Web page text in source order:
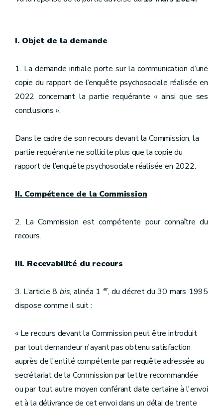
I. Objet de la demande
1. La demande initiale porte sur la communication d’une
copie du rapport de l’enquête psychosociale réalisée en
2022 concernant la partie requérante « ainsi que ses
conclusions ».
Dans le cadre de son recours devant la Commission, la
partie requérante ne sollicite plus que la copie du
rapport de l’enquête psychosociale réalisée en 2022.
II. Compétence de la Commission
2. La Commission est compétente pour connaître du
recours.
III. Recevabilité du recours
3. L’article 8 bis, alinéa 1 er, du décret du 30 mars 1995
dispose comme il suit :
« Le recours devant la Commission peut être introduit
par tout demandeur n'ayant pas obtenu satisfaction
auprès de l'entité compétente par requête adressée au
secrétariat de la Commission par lettre recommandée
ou par tout autre moyen conférant date certaine à l'envoi
et à la délivrance de cet envoi dans un délai de trente